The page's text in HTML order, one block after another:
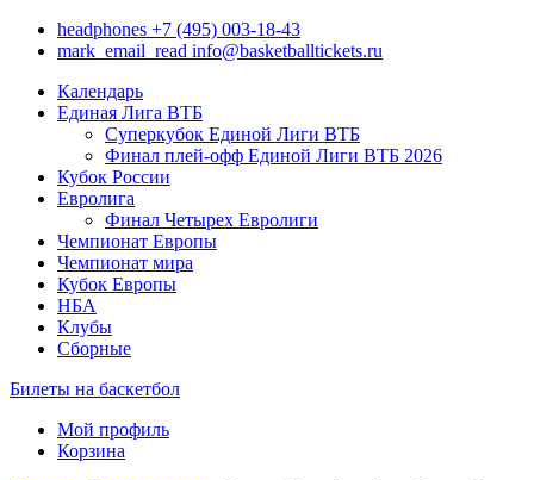
headphones +7 (495) 003-18-43
mark_email_read info@basketballtickets.ru
Календарь
Единая Лига ВТБ
Суперкубок Единой Лиги ВТБ
Финал плей-офф Единой Лиги ВТБ 2026
Кубок России
Евролига
Финал Четырех Евролиги
Чемпионат Европы
Чемпионат мира
Кубок Европы
НБА
Клубы
Сборные
Билеты на баскетбол
Мой профиль
Корзина